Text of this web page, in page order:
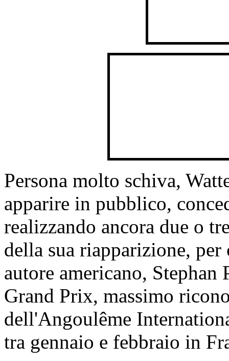
Persona molto schiva,
apparire in pubblico,
realizzando ancora due o
della sua riapparizione,
autore americano,
Grand Prix, massimo
dell'Angoulême
tra gennaio e febbraio in